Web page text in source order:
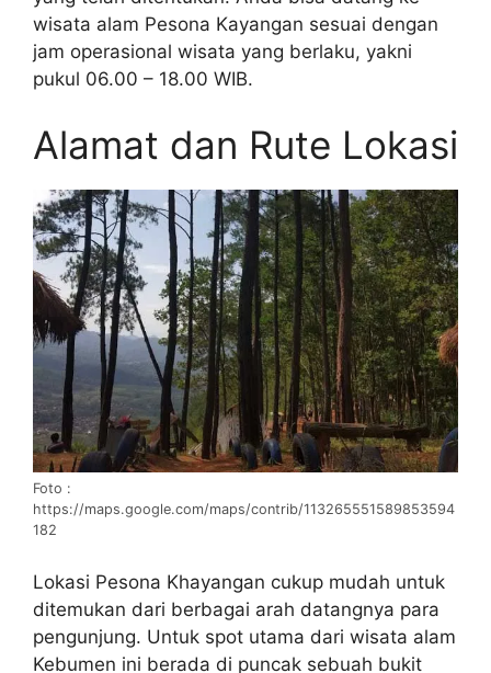
wisata alam Pesona Kayangan sesuai dengan
jam operasional wisata yang berlaku, yakni
pukul 06.00 – 18.00 WIB.
Alamat dan Rute Lokasi
Foto :
https://maps.google.com/maps/contrib/113265551589853594
182
Lokasi Pesona Khayangan cukup mudah untuk
ditemukan dari berbagai arah datangnya para
pengunjung. Untuk spot utama dari wisata alam
Kebumen ini berada di puncak sebuah bukit